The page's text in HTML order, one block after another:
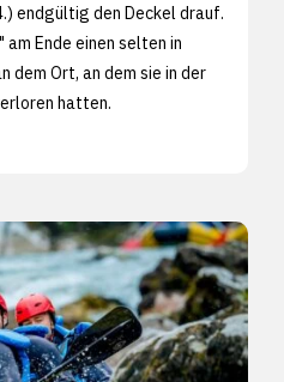
endgültig den Deckel drauf.
Ende einen selten in
dem Ort, an dem sie in der
hatten.